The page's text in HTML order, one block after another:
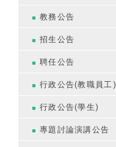
教務公告
招生公告
聘任公告
行政公告(教職員工)
行政公告(學生)
專題討論演講公告